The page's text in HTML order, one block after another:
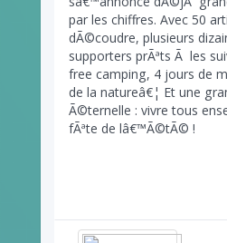
par les chiffres. Avec 50
dÃ©coudre, plusieurs
supporters prÃªts Ã les
free camping, 4 jours de
de la natureâ€¦ Et une
Ã©ternelle : vivre tous
fÃªte de lâ€™Ã©tÃ© !